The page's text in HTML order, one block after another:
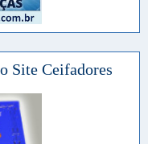
Site Ceifadores